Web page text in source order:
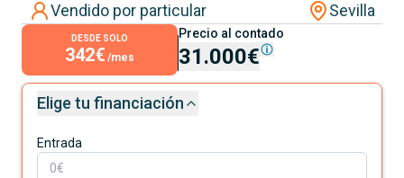
Vendido por particular
Sevilla
DESDE SOLO
342€ /mes
Precio al contado
31.000€
Elige tu financiación
Entrada